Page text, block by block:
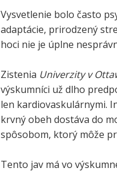
Vysvetlenie bolo často
adaptácie, prirodzený
hoci nie je úplne
Zistenia Univerzity v
výskumníci už dlho
len kardiovaskulárnymi.
krvný obeh dostáva do
spôsobom, ktorý môže
Tento jav má vo